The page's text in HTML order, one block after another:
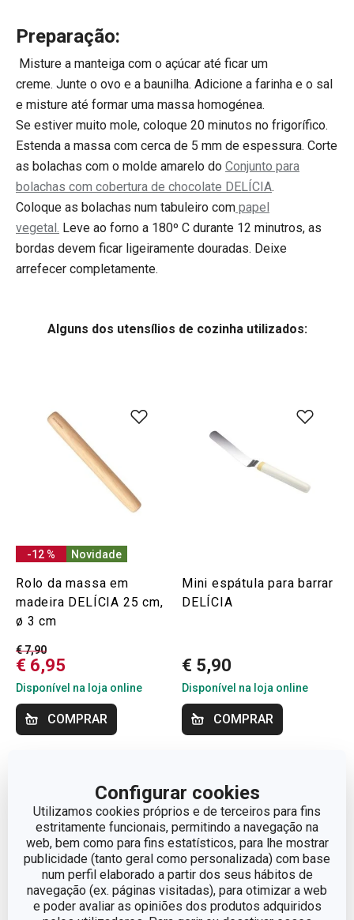
Configurar cookies
Utilizamos cookies próprios e de terceiros para fins
estritamente funcionais, permitindo a navegação na
web, bem como para fins estatísticos, para lhe mostrar
publicidade (tanto geral como personalizada) com base
num perfil elaborado a partir dos seus hábitos de
navegação (ex. páginas visitadas), para otimizar a web
e poder avaliar as opiniões dos produtos adquiridos
Preparação:
Misture a manteiga com o açúcar até ficar um
creme. Junte o ovo e a baunilha. Adicione a farinha e o sal
e misture até formar uma massa homogénea.
Se estiver muito mole, coloque 20 minutos no frigorífico.
Estenda a massa com cerca de 5 mm de espessura. Corte
as bolachas com o molde amarelo do Conjunto para
bolachas com cobertura de chocolate DELÍCIA.
Coloque as bolachas num tabuleiro com papel
vegetal. Leve ao forno a 180º C durante 12 minutros, as
bordas devem ficar ligeiramente douradas. Deixe
arrefecer completamente.
Alguns dos utensílios de cozinha utilizados:
-12 % Novidade
Rolo da massa em
madeira DELÍCIA 25 cm,
ø 3 cm
€ 7,90
€ 6,95
Disponível na loja online
COMPRAR
Mini espátula para barrar
DELÍCIA
€ 5,90
Disponível na loja online
COMPRAR